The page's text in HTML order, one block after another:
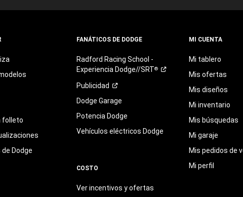
folleto
de Dodge
FANÁTICOS DE DODGE
Radford Racing School -
Experiencia Dodge//SRT®
Publicidad
Dodge Garage
Potencia Dodge
Vehículos eléctricos Dodge
COSTO
Ver incentivos y ofertas
MI CUENTA
Mi tablero
Mis ofertas
Mis diseños
Mi inventario
Mis búsquedas
Mi garaje
Mis pedidos de
Mi perfil